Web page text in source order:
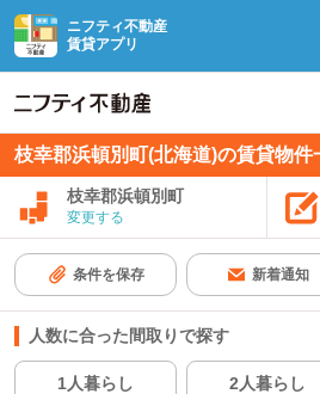
ニフティ不動産
賃貸アプリ
枝幸郡浜頓別町(北海道)の賃貸物件
枝幸郡浜頓別町
変更する
条件を保存 新着通知
人数に合った間取りで探す
1人暮らし 2人暮らし